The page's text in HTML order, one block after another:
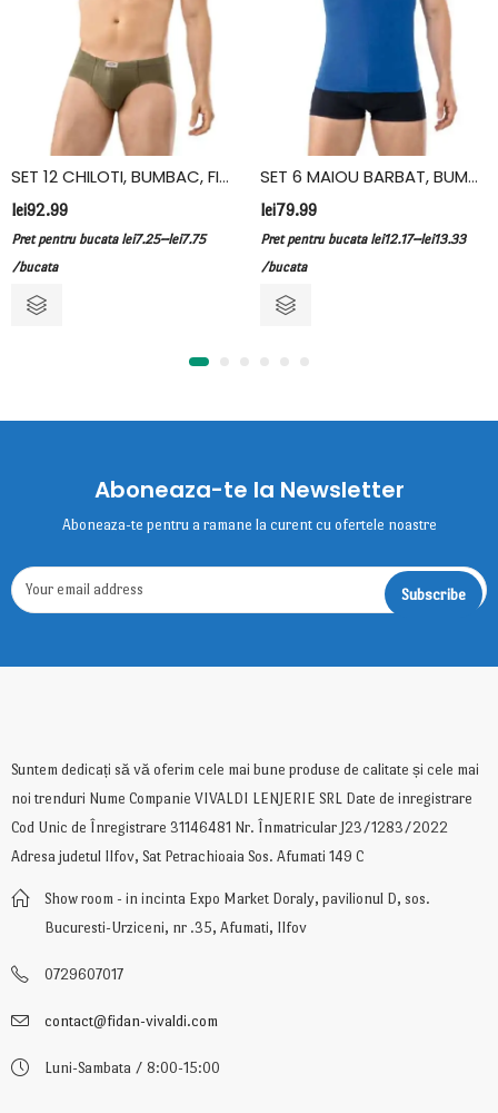
SET 12 CHILOTI, BUMBAC, FIDAN, KAKI
lei92.99
Pret pentru bucata lei7.25–lei7.75
/bucata
SET 6 MAIOU BARBAT, BUMBAC, FIDAN, ALBASTRU
lei79.99
Pret pentru bucata lei12.17–lei13.33
/bucata
Aboneaza-te la Newsletter
Aboneaza-te pentru a ramane la curent cu ofertele noastre
Suntem dedicați să vă oferim cele mai bune produse de calitate și cele mai
noi trenduri Nume Companie VIVALDI LENJERIE SRL Date de inregistrare
Cod Unic de Înregistrare 31146481 Nr. Înmatricular J23/1283/2022
Adresa judetul Ilfov, Sat Petrachioaia Sos. Afumati 149 C
Show room - in incinta Expo Market Doraly, pavilionul D, sos.
Bucuresti-Urziceni, nr .35, Afumati, Ilfov
0729607017
contact@fidan-vivaldi.com
Luni-Sambata / 8:00-15:00